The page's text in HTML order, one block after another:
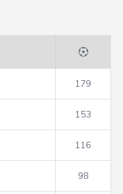
179
153
116
98